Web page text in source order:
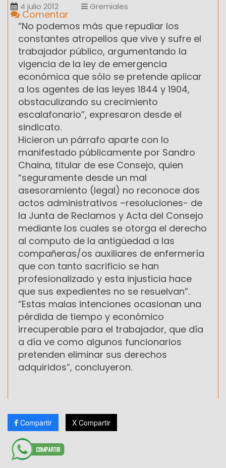
4 julio 2012 Gremiales
Comentar
“No podemos más que repudiar los
constantes atropellos que vive y sufre el
trabajador público, argumentando la
vigencia de la ley de emergencia
económica que sólo se pretende aplicar
a los agentes de las leyes 1844 y 1904,
obstaculizando su crecimiento
escalafonario”, expresaron desde el
sindicato.
Hicieron un párrafo aparte con lo
manifestado públicamente por Sandro
Chaina, titular de ese Consejo, quien
“seguramente desde un mal
asesoramiento (legal) no reconoce dos
actos administrativos –resoluciones- de
la Junta de Reclamos y Acta del Consejo
mediante los cuales se otorga el derecho
al computo de la antigüedad a las
compañeras/os auxiliares de enfermería
que con tanto sacrificio se han
profesionalizado y esta injusticia hace
que sus expedientes no se resuelvan”.
“Estas malas intenciones ocasionan una
pérdida de tiempo y económico
irrecuperable para el trabajador, que día
a día ve como algunos funcionarios
pretenden eliminar sus derechos
adquiridos”, concluyeron.
Compartir X Compartir